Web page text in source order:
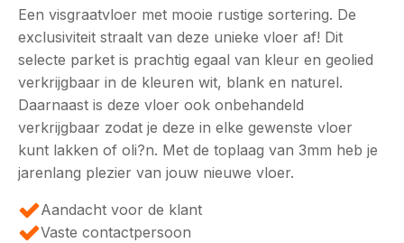
prijs
was:
€107,95.
prijs
is:
€89,95.
Een visgraatvloer met mooie rustige sortering. De
exclusiviteit straalt van deze unieke vloer af! Dit
selecte parket is prachtig egaal van kleur en geolied
verkrijgbaar in de kleuren wit, blank en naturel.
Daarnaast is deze vloer ook onbehandeld
verkrijgbaar zodat je deze in elke gewenste vloer
kunt lakken of oli?n. Met de toplaag van 3mm heb je
jarenlang plezier van jouw nieuwe vloer.
Aandacht voor de klant
Vaste contactpersoon